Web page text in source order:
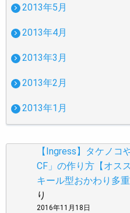
2013年5月
2013年4月
2013年3月
2013年2月
2013年1月
【Ingress】タケノ
CF」の作り方【オスス
キール型おかわり多
り
2016年11月18日